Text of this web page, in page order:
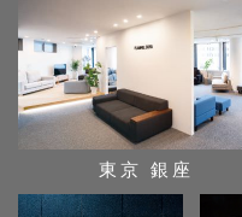
東京 銀座